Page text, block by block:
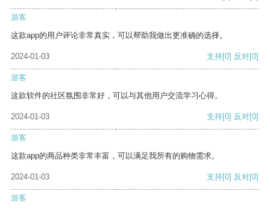
游客
这款app的用户评论非常真实，可以帮助我做出更准确的选择。
2024-01-03 支持[0] 反对[0]
游客
这款软件的社区氛围非常好，可以与其他用户交流学习心得。
2024-01-03 支持[0] 反对[0]
游客
这款app的商品种类非常丰富，可以满足我所有的购物需求。
2024-01-03 支持[0] 反对[0]
游客